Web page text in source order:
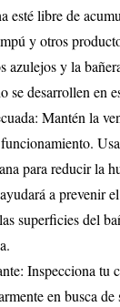
esté libre de
y otros
azulejos y la
se desarrollen en
Mantén la
para reducir la
a prevenir
superficies del
Inspecciona tu
en busca